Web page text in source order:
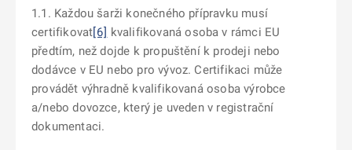
1.1. Každou šarži konečného přípravku musí
certifikovat[6] kvalifikovaná osoba v rámci EU
předtím, než dojde k propuštění k prodeji nebo
dodávce v EU nebo pro vývoz. Certifikaci může
provádět výhradně kvalifikovaná osoba výrobce
a/nebo dovozce, který je uveden v registrační
dokumentaci.